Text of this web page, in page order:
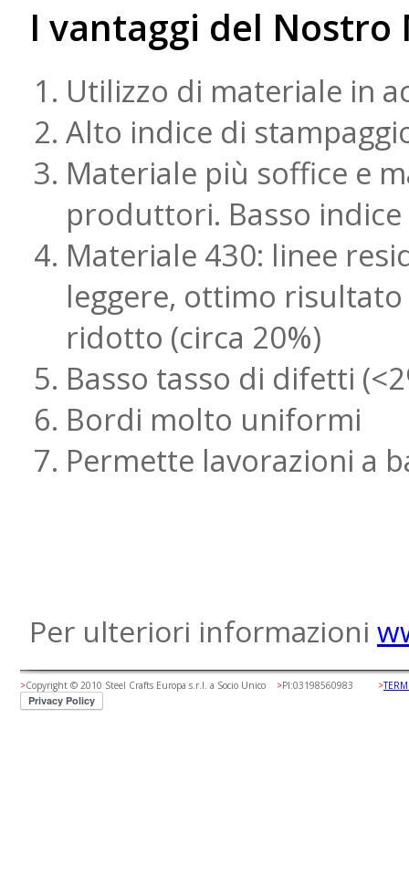
I vantaggi del Nostro
Utilizzo di materiale in
Alto indice di
Materiale più soffice e
produttori. Basso indice
Materiale 430: linee
leggere, ottimo
ridotto (circa 20%)
Basso tasso di difetti
Bordi molto uniformi
Permette lavorazioni a
Per ulteriori informazioni
>Copyright © 2010 Steel Crafts Europa s.r.l. a Socio Unico >PI:03198560983 >